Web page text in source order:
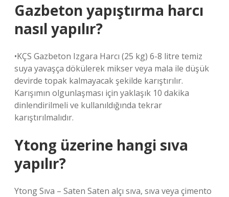
Gazbeton yapıştırma harcı
nasıl yapılır?
•KÇS Gazbeton Izgara Harcı (25 kg) 6-8 litre temiz
suya yavaşça dökülerek mikser veya mala ile düşük
devirde topak kalmayacak şekilde karıştırılır.
Karışımın olgunlaşması için yaklaşık 10 dakika
dinlendirilmeli ve kullanıldığında tekrar
karıştırılmalıdır.
Ytong üzerine hangi sıva
yapılır?
Ytong Sıva – Saten Saten alçı sıva, sıva veya çimento